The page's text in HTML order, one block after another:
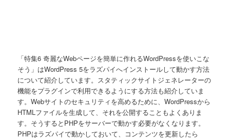
「特集6 奇麗なWebページを簡単に作れるWordPressを使いこな
そう」はWordPress 5をラズパイへインストールして動かす方法
について紹介しています。スタティックサイトジェネレーターの
機能をプラグインで利用できるようにする方法も紹介していま
す。Webサイトのセキュリティを高めるために、WordPressから
HTMLファイルを生成して、それを公開することもよくありま
す。そうするとPHPをサーバーで動かす必要がなくなります。
PHPはラズパイで動かしておいて、コンテンツを更新したら